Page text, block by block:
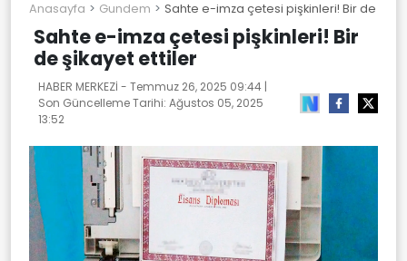
Anasayfa Gundem Sahte e-imza çetesi pişkinleri! Bir de
Sahte e-imza çetesi pişkinleri! Bir
de şikayet ettiler
HABER MERKEZİ - Temmuz 26, 2025 09:44 |
Son Güncelleme Tarihi: Ağustos 05, 2025
13:52